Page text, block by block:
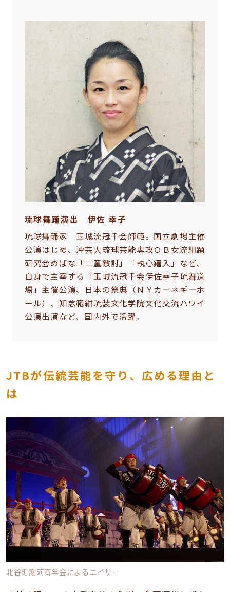
琉球舞踊演出 伊佐 幸子
琉球舞踊家 玉城流冠千会師範。国立劇場主催
公演はじめ、沖芸大琉球芸能専攻ＯＢ女流組踊
研究会めばな「二童敵討」「執心鐘入」など、
自身で主宰する「玉城流冠千会伊佐幸子琉舞道
場」主催公演、日本の祭典（ＮＹカーネギーホ
ール）、知念範紺琉装文化学院文化交流ハワイ
公演出演など、国内外で活躍。
JTBが伝統芸能を守り、広める理由と
は
北谷町謝苅青年会によるエイサー